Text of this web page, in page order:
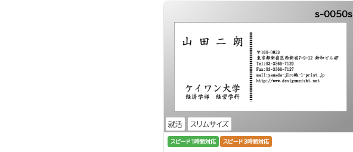
就活 スリムサイズ
s-0050s
スピード1時間対応 スピード3時間対応